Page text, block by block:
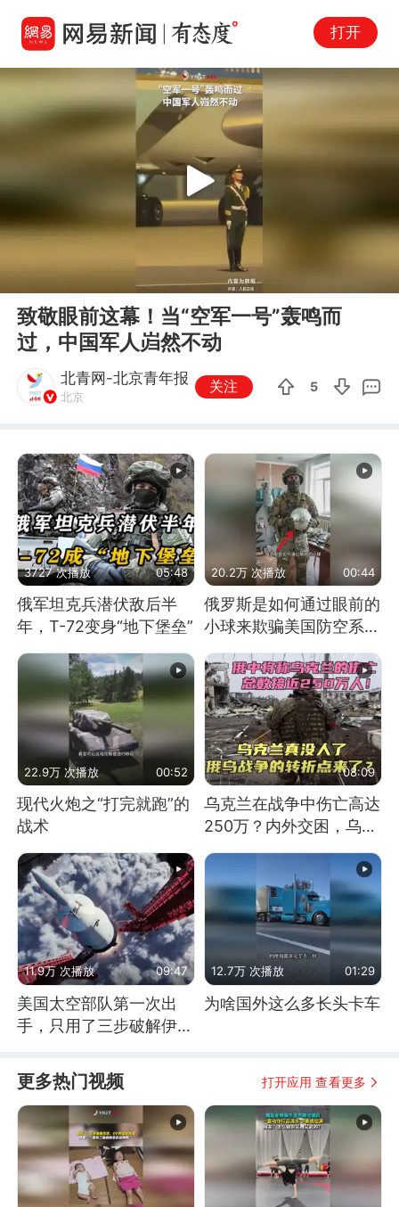
打开
Play
致敬眼前这幕！当“空军一号”轰鸣而
过，中国军人岿然不动
北青网-北京青年报
北京
关注 5
3727 次播放 05:48
俄军坦克兵潜伏敌后半
年，T-72变身“地下堡垒”
20.2万 次播放 00:44
俄罗斯是如何通过眼前的
小球来欺骗美国防空系统
的
22.9万 次播放 00:52
现代火炮之“打完就跑”的
战术
08:09
乌克兰在战争中伤亡高达
250万？内外交困，乌克
11.9万 次播放 09:47
美国太空部队第一次出
手，只用了三步破解伊朗
12.7万 次播放 01:29
为啥国外这么多长头卡车
更多热门视频 打开应用 查看更多